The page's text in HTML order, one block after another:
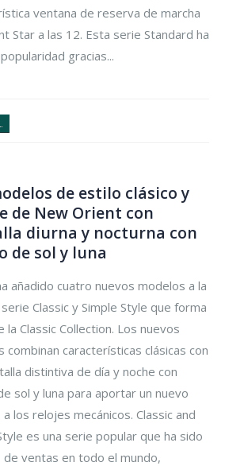
ventana de reserva de marcha
Star a las 12. Esta serie Standard ha
gracias...
de estilo clásico y
de New Orient con
diurna y nocturna con
de sol y luna
añadido cuatro nuevos modelos a la
Classic y Simple Style que forma
la Classic Collection. Los nuevos
combinan características clásicas con
distintiva de día y noche con
sol y luna para aportar un nuevo
a los relojes mecánicos. Classic and
es una serie popular que ha sido
de ventas en todo el mundo,